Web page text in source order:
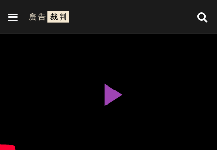
Play